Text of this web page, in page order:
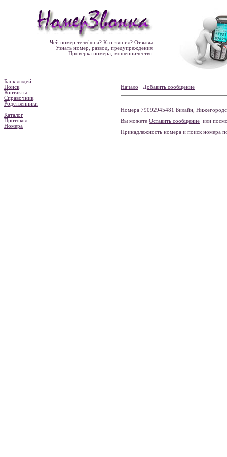
Чей номер телефона? Кто звонил? Отзывы
Узнать номер, развод, предупреждения
Проверка номера, мошенничество
Банк людей
Поиск
Контакты
Справочник
Родственники
Каталог
Протокол
Номера
Начало Добавить сообщение
Номера 79092945481 Билайн,
Вы можете Оставить сообщение или
Принадлежность номера и поиск номера